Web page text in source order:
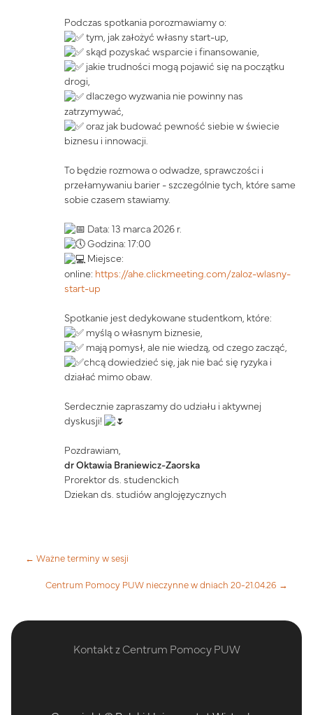
Podczas spotkania porozmawiamy o:
tym, jak założyć własny start-up,
skąd pozyskać wsparcie i finansowanie,
jakie trudności mogą pojawić się na początku
drogi,
dlaczego wyzwania nie powinny nas
zatrzymywać,
oraz jak budować pewność siebie w świecie
biznesu i innowacji.
To będzie rozmowa o odwadze, sprawczości i
przełamywaniu barier - szczególnie tych, które same
sobie czasem stawiamy.
Data: 13 marca 2026 r.
Godzina: 17:00
Miejsce:
online: https://ahe.clickmeeting.com/zaloz-wlasny-
start-up
Spotkanie jest dedykowane studentkom, które:
myślą o własnym biznesie,
mają pomysł, ale nie wiedzą, od czego zacząć,
chcą dowiedzieć się, jak nie bać się ryzyka i
działać mimo obaw.
Serdecznie zapraszamy do udziału i aktywnej
dyskusji!
Pozdrawiam,
dr Oktawia Braniewicz-Zaorska
Prorektor ds. studenckich
Dziekan ds. studiów anglojęzycznych
← Ważne terminy w sesji
Centrum Pomocy PUW nieczynne w dniach 20-21.04.26 →
Kontakt z Centrum Pomocy PUW